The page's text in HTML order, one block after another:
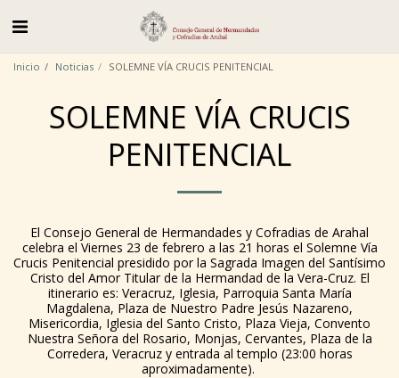
Inicio Noticias SOLEMNE VÍA CRUCIS PENITENCIAL
SOLEMNE VÍA CRUCIS
PENITENCIAL
El Consejo General de Hermandades y Cofradias de Arahal
celebra el Viernes 23 de febrero a las 21 horas el Solemne Vía
Crucis Penitencial presidido por la Sagrada Imagen del Santísimo
Cristo del Amor Titular de la Hermandad de la Vera-Cruz. El
itinerario es: Veracruz, Iglesia, Parroquia Santa María
Magdalena, Plaza de Nuestro Padre Jesús Nazareno,
Misericordia, Iglesia del Santo Cristo, Plaza Vieja, Convento
Nuestra Señora del Rosario, Monjas, Cervantes, Plaza de la
Corredera, Veracruz y entrada al templo (23:00 horas
aproximadamente).